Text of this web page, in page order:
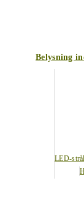
Belysning
LED-